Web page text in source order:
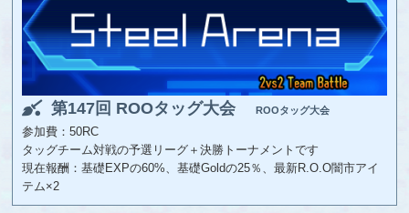
第147回 ROOタッグ大会 ROOタッグ大会
参加費：50RC
タッグチーム対戦の予選リーグ＋決勝トーナメントです
現在報酬：基礎EXPの60%、基礎Goldの25％、最新R.O.O闇市アイ
テム×2